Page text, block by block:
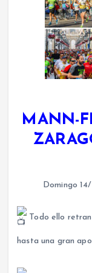
MANN-
Domingo
Todo ello
hasta una gran